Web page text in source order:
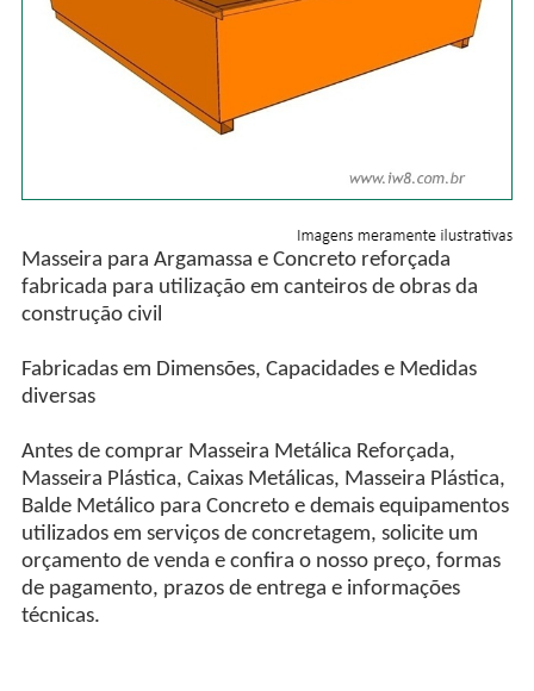
Masseira para Argamassa e Concreto reforçada
fabricada para utilização em canteiros de obras da
construção civil
Fabricadas em Dimensões, Capacidades e Medidas
diversas
Antes de comprar Masseira Metálica Reforçada,
Masseira Plástica, Caixas Metálicas, Masseira Plástica,
Balde Metálico para Concreto e demais equipamentos
utilizados em serviços de concretagem, solicite um
orçamento de venda e confira o nosso preço, formas
de pagamento, prazos de entrega e informações
técnicas.